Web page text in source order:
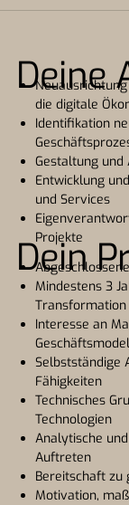
Deine
die digitale
Identifikation
Gestaltung und
Entwicklung
und Services
Projekte
Dein
Mindestens 3
Interesse an
Selbstständige
Fähigkeiten
Technisches
Technologien
Analytische
Auftreten
Bereitschaft zu
Motivation,